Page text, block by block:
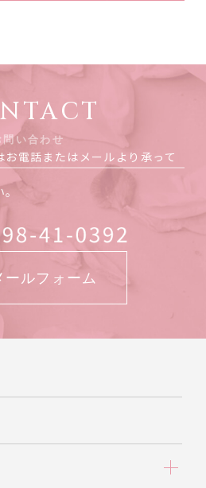
問い合わせ
電話またはメールより承って
ールフォーム